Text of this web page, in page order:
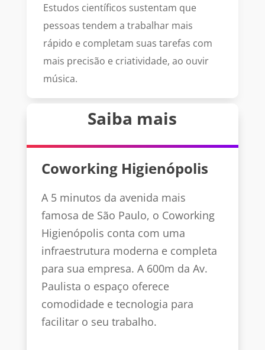
Estudos científicos sustentam que
pessoas tendem a trabalhar mais
rápido e completam suas tarefas com
mais precisão e criatividade, ao ouvir
música.
Saiba mais
Coworking Higienópolis
A 5 minutos da avenida mais
famosa de São Paulo, o Coworking
Higienópolis conta com uma
infraestrutura moderna e completa
para sua empresa. A 600m da Av.
Paulista o espaço oferece
comodidade e tecnologia para
facilitar o seu trabalho.